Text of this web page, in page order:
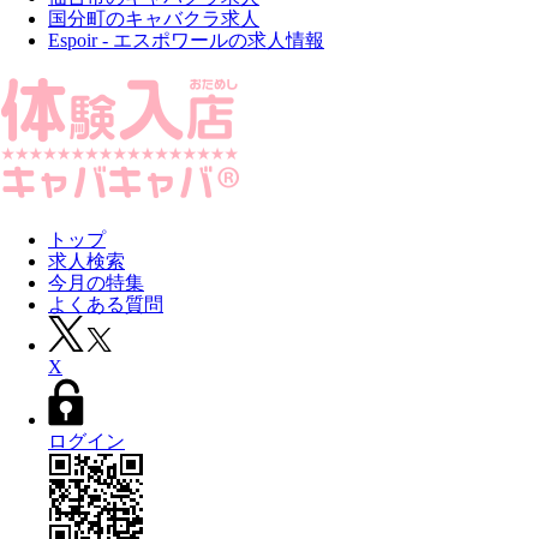
国分町のキャバクラ求人
Espoir - エスポワールの求人情報
トップ
求人検索
今月の特集
よくある質問
X
ログイン